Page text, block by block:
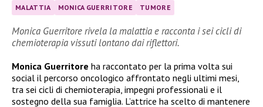
MALATTIA MONICA GUERRITORE TUMORE
Monica Guerritore rivela la malattia e racconta i sei cicli di
chemioterapia vissuti lontano dai riflettori.
Monica Guerritore ha raccontato per la prima volta sui
social il percorso oncologico affrontato negli ultimi mesi,
tra sei cicli di chemioterapia, impegni professionali e il
sostegno della sua famiglia. L’attrice ha scelto di mantenere